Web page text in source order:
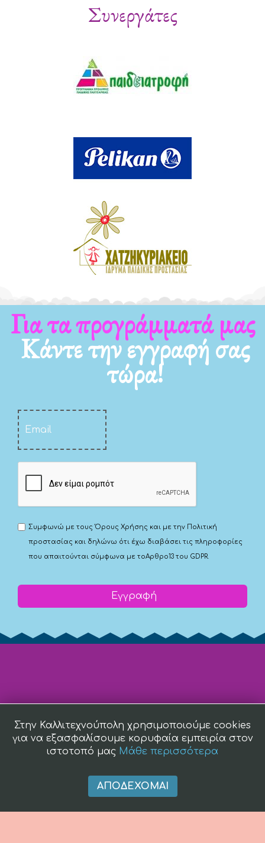
Συνεργάτες
Για τα νέα μας
Κάντε την εγγραφή σας
τώρα!
Συμφωνώ με τουςΌρους Χρήσης και με την Πολιτική
προστασίας και δηλώνω ότι έχω διαβάσει τις πληροφορίες
που απαιτούνται σύμφωνα με τοΑρθρο13 του GDPR.
Εγγραφή
Στην Καλλιτεχνούπολη χρησιμοποιούμε cookies
για να εξασφαλίσουμε κορυφαία εμπειρία στον
ιστοτοπό μας Μάθε περισσότερα
ΑΠΟΔΈΧΟΜΑΙ